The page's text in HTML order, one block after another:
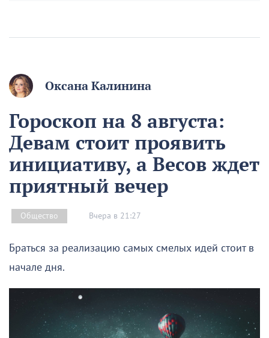
Оксана Калинина
Гороскоп на 8 августа:
Девам стоит проявить
инициативу, а Весов ждет
приятный вечер
Общество Вчера в 21:27
Браться за реализацию самых смелых идей стоит в
начале дня.